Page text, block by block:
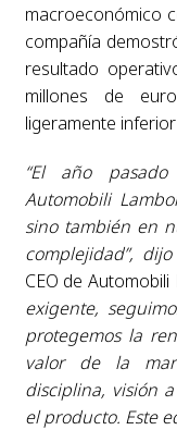
macroeconómico
compañía
resultado
millones de
ligeramente
“El año
Automobili
sino también en
complejidad”, dijo
CEO de
exigente,
protegemos la
valor de la
disciplina, visión
el producto. Este